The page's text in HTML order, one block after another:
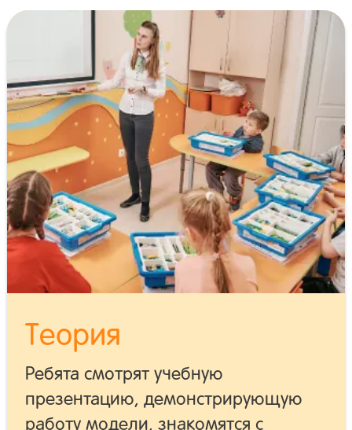
Теория
Ребята смотрят учебную
презентацию, демонстрирующую
работу модели, знакомятся с